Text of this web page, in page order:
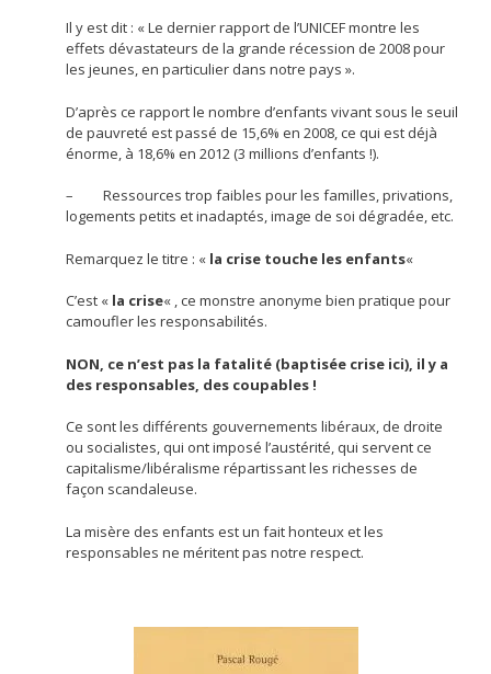
Il y est dit : « Le dernier rapport de l’UNICEF montre les
effets dévastateurs de la grande récession de 2008 pour
les jeunes, en particulier dans notre pays ».
D’après ce rapport le nombre d’enfants vivant sous le seuil
de pauvreté est passé de 15,6% en 2008, ce qui est déjà
énorme, à 18,6% en 2012 (3 millions d’enfants !).
– Ressources trop faibles pour les familles, privations,
logements petits et inadaptés, image de soi dégradée, etc.
Remarquez le titre : « la crise touche les enfants«
C’est « la crise« , ce monstre anonyme bien pratique pour
camoufler les responsabilités.
NON, ce n’est pas la fatalité (baptisée crise ici), il y a
des responsables, des coupables !
Ce sont les différents gouvernements libéraux, de droite
ou socialistes, qui ont imposé l’austérité, qui servent ce
capitalisme/libéralisme répartissant les richesses de
façon scandaleuse.
La misère des enfants est un fait honteux et les
responsables ne méritent pas notre respect.